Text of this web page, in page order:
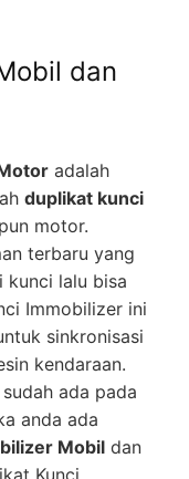
dan
adalah
duplikat kunci
motor.
terbaru yang
kunci lalu bisa
Immobilizer ini
sinkronisasi
kendaraan.
ada pada
anda ada
Mobil dan